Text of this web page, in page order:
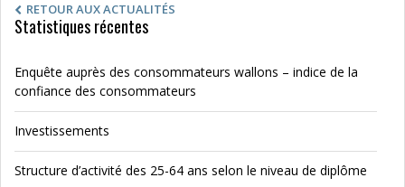
RETOUR AUX ACTUALITÉS
Statistiques récentes
Enquête auprès des consommateurs wallons – indice de la
confiance des consommateurs
Investissements
Structure d’activité des 25-64 ans selon le niveau de diplôme